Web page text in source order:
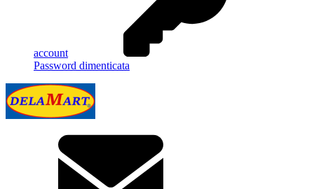
account
Password dimenticata